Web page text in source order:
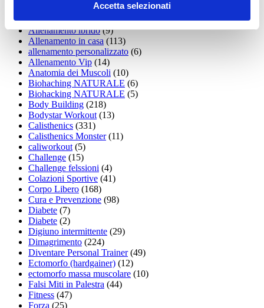
Accetta selezionati
Allenamento Donne(75)
Allenamento funzionale(6)
Allenamento ibrido(9)
Allenamento in casa (113)
allenamento personalizzato (6)
Allenamento Vip (14)
Anatomia dei Muscoli (10)
Biohaching NATURALE (6)
Biohacking NATURALE (5)
Body Building (218)
Bodystar Workout(13)
Calisthenics (331)
Calisthenics Monster(11)
caliworkout(5)
Challenge (15)
Challenge felssioni (4)
Colazioni Sportive (41)
Corpo Libero (168)
Cura e Prevenzione (98)
Diabete (7)
Diabete (2)
Digiuno intermittente (29)
Dimagrimento (224)
Diventare Personal Trainer(49)
Ectomorfo (hardgainer) (12)
ectomorfo massa muscolare (10)
Falsi Miti in Palestra (44)
Fitness (47)
Forza (25)